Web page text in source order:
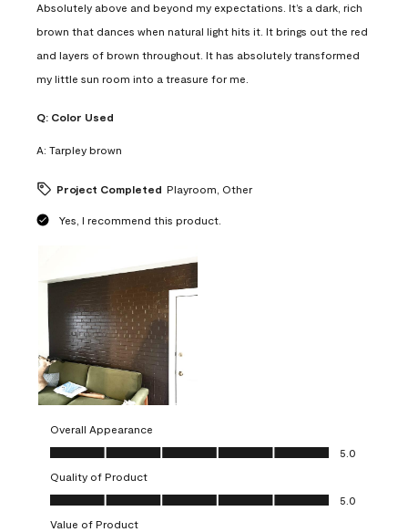
Absolutely above and beyond my expectations. It’s a dark, rich
brown that dances when natural light hits it. It brings out the red
and layers of brown throughout. It has absolutely transformed
my little sun room into a treasure for me.
Q: Color Used
A: Tarpley brown
Project Completed Playroom, Other
Yes, I recommend this product.
Overall Appearance
Overall Appearance, 5.0 out of 5
5.0
Quality of Product
Quality of Product, 5.0 out of 5
5.0
Value of Product